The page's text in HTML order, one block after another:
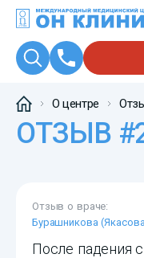
О центре
ОТЗЫВ
Отзыв о враче:
Бурашникова
После падения